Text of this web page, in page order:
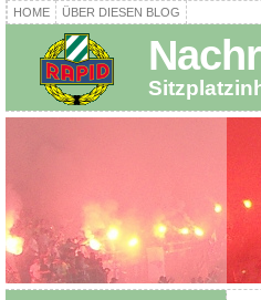
HOME ÜBER DIESEN BLOG